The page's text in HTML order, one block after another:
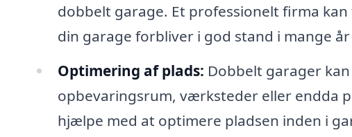
dobbelt garage. Et professionelt firma
din garage forbliver i god stand i mange
Optimering af plads: Dobbelt garager
opbevaringsrum, værksteder eller endda
hjælpe med at optimere pladsen inden i